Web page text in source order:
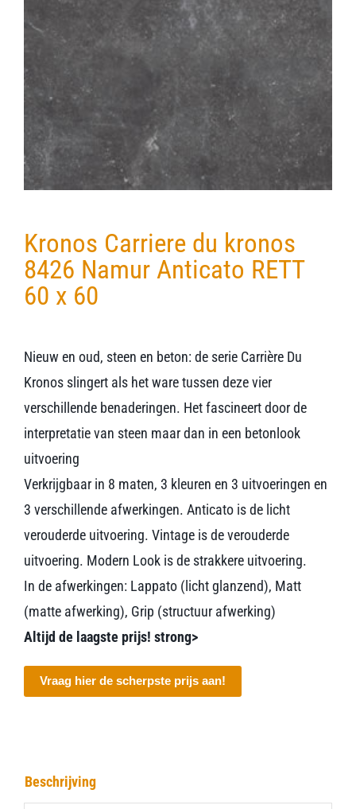
Kronos Carriere du kronos
8426 Namur Anticato RETT
60 x 60
Nieuw en oud, steen en beton: de serie Carrière Du
Kronos slingert als het ware tussen deze vier
verschillende benaderingen. Het fascineert door de
interpretatie van steen maar dan in een betonlook
uitvoering
Verkrijgbaar in 8 maten, 3 kleuren en 3 uitvoeringen en
3 verschillende afwerkingen. Anticato is de licht
verouderde uitvoering. Vintage is de verouderde
uitvoering. Modern Look is de strakkere uitvoering.
In de afwerkingen: Lappato (licht glanzend), Matt
(matte afwerking), Grip (structuur afwerking)
Altijd de laagste prijs! strong>
Vraag hier de scherpste prijs aan!
Beschrijving